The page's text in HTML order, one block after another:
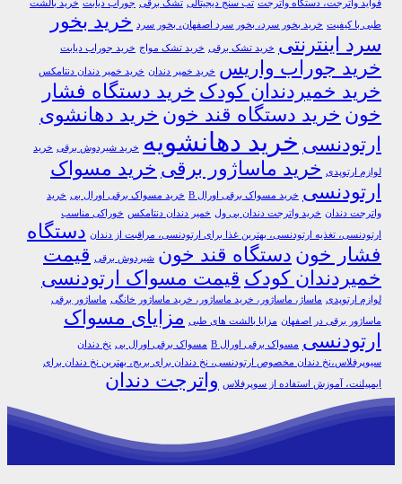
فواید واترجت، دستگاه واترجت تب سنج دیجیتالی تشک برقی جوراب دیابت خرید بالشت‌
طبی با کیفیت خرید بخور سرد، بخور سرد اصفهان، بخور سرد
خرید بخور
سرد اینترنتی خرید تشک برقی خرید تشک مواج خرید جوراب دیابت
خرید جوراب واریس خرید خمیر دندان خرید خمیر دندان دنتامکس
خرید خمیردندان کودک خرید دستگاه فشار
خون خرید دستگاه قند خون خرید دهانشوی
ارتودنسی خرید دهانشویه خرید شیردوش برقی خرید
لوازم ارتوپدی خرید ماساژور برقی خرید مسواک
ارتودنسی خرید مسواک برقی اورال B خرید مسواک برقی اورال بی خرید
واترجت دندان خرید واترجت دندان بی ول خمیر دندان دنتامکس خوراکی مناسب
ارتودنسی، تغذیه ارتودنسی، بهترین غذا برای ارتودنسی، مراقبت از دندان دستگاه
فشار خون دستگاه قند خون شیردوش برقی قیمت
خمیردندان کودک قیمت مسواک ارتودنسی
لوازم ارتوپدی ماساژ، ماساژور، خرید ماساژور، خرید ماساژور خانگی ماساژور برقی
ماساژور برقی در اصفهان مزایا بالشت های طبی مزایای مسواک
ارتودنسی مسواک برقی اورال B مسواک برقی اورال بی نخ دندان
سیوپرفلاس،نخ دندان مخصوص ارتودنسی، نخ دندان برای بریج، بهترین نخ دندان برای
ایمپیلنت، آموزش استفاده از سوپرفلاس واترجت دندان